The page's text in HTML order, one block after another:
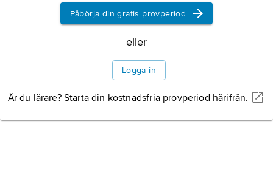
Påbörja din gratis provperiod
eller
Logga in
Är du lärare? Starta din kostnadsfria provperiod härifrån.